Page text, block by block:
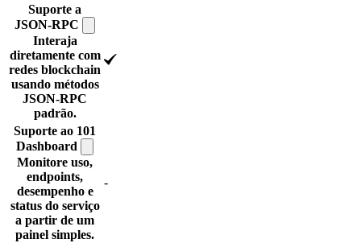
Suporte a
JSON-RPC
Interaja
diretamente com
redes blockchain
usando métodos
JSON-RPC
padrão.
Suporte ao 101
Dashboard
Monitore uso,
endpoints,
desempenho e
status do serviço
a partir de um
painel simples.
-